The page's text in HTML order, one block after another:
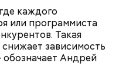
каждого
или программиста
Такая
зависимость
Андрей
масла.
и нарезать лук
их в кастрюлю с
на слабом огне.
крупной терке и
среднем огне, сюда